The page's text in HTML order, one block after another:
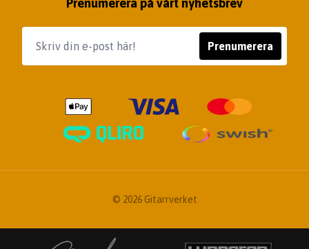
Prenumerera på vårt nyhetsbrev
Prenumerera
© 2026 Gitarrverket